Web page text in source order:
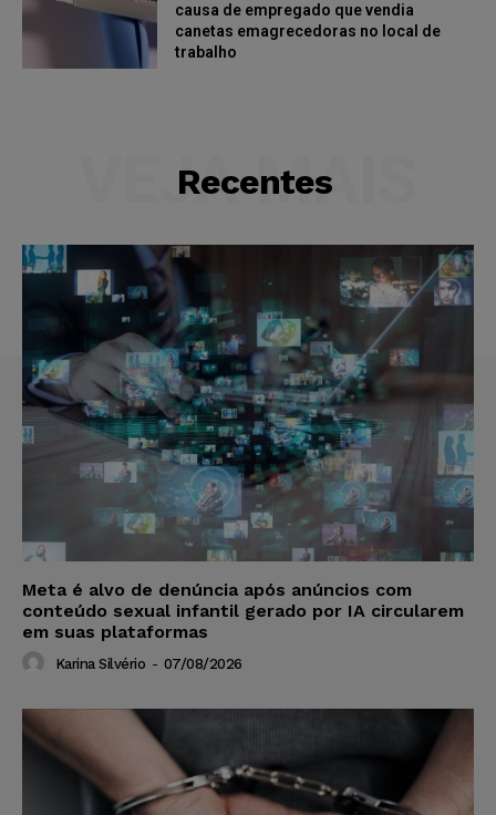
causa de empregado que vendia
canetas emagrecedoras no local de
trabalho
Recentes
VEJA MAIS
Meta é alvo de denúncia após anúncios com
conteúdo sexual infantil gerado por IA circularem
em suas plataformas
Karina Silvério - 07/08/2026